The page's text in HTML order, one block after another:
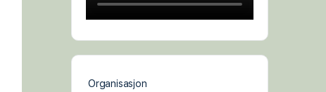
Organisasjon